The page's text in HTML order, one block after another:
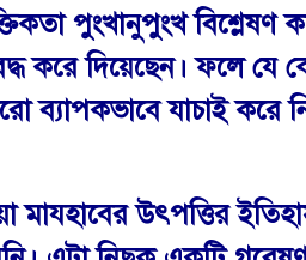
পুংখানুপুংখ বিশ্লেষণ
করে দিয়েছেন। ফলে
ব্যাপকভাবে যাচাই করে
মাযহাবের উৎপত্তির